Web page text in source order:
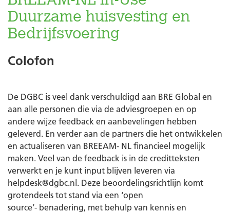
Duurzame huisvesting en
Bedrijfsvoering
Colofon
De DGBC is veel dank verschuldigd aan BRE Global en
aan alle personen die via de adviesgroepen en op
andere wijze feedback en aanbevelingen hebben
geleverd. En verder aan de partners die het ontwikkelen
en actualiseren van BREEAM- NL financieel mogelijk
maken. Veel van de feedback is in de creditteksten
verwerkt en je kunt input blijven leveren via
helpdesk@dgbc.nl. Deze beoordelingsrichtlijn komt
grotendeels tot stand via een ‘open
source’- benadering, met behulp van kennis en